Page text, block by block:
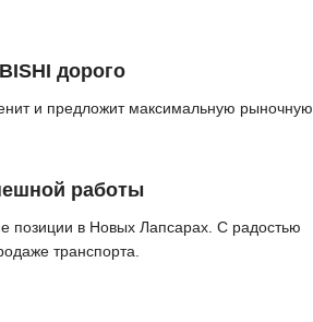
дорого
и предложит максимальную рыночную
работы
в Новых Лапсарах. С радостью
транспорта.